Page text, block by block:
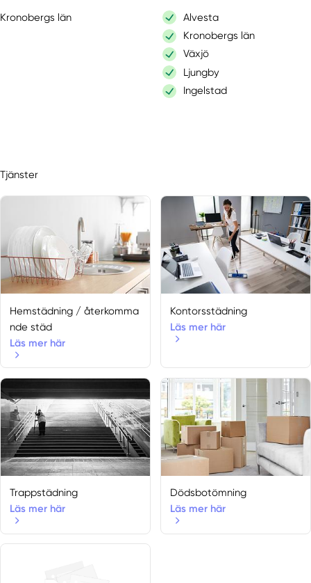
Kronobergs län
Alvesta
Kronobergs län
Växjö
Ljungby
Ingelstad
Tjänster
Hemstädning / återkomma
nde städ
Läs mer här
Kontorsstädning
Läs mer här
Trappstädning
Läs mer här
Dödsbotömning
Läs mer här